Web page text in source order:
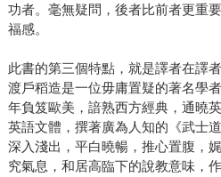
功者。毫無疑問，後者比前者更重
福感。
此書的第三個特點，就是譯者在譯
渡戶稻造是一位毋庸置疑的著名學
年負笈歐美，諳熟西方經典，通曉
英語文體，撰著廣為人知的《武士
深入淺出，平白曉暢，推心置腹，
究氣息，和居高臨下的說教意味，